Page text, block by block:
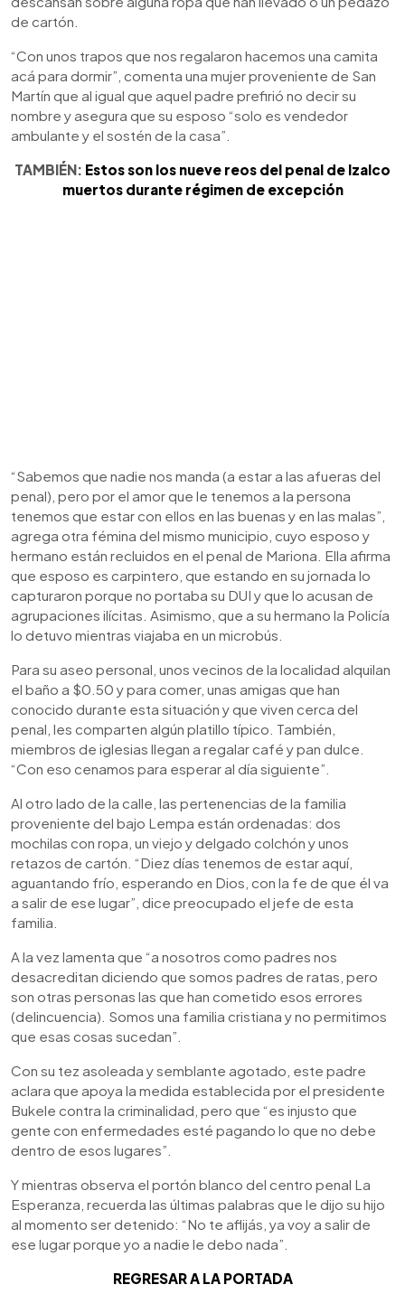
de cartón.
“Con unos trapos que nos regalaron hacemos una camita
acá para dormir”, comenta una mujer proveniente de San
Martín que al igual que aquel padre prefirió no decir su
nombre y asegura que su esposo “solo es vendedor
ambulante y el sostén de la casa”.
TAMBIÉN: Estos son los nueve reos del penal de Izalco
muertos durante régimen de excepción
“Sabemos que nadie nos manda (a estar a las afueras del
penal), pero por el amor que le tenemos a la persona
tenemos que estar con ellos en las buenas y en las malas”,
agrega otra fémina del mismo municipio, cuyo esposo y
hermano están recluidos en el penal de Mariona. Ella afirma
que esposo es carpintero, que estando en su jornada lo
capturaron porque no portaba su DUI y que lo acusan de
agrupaciones ilícitas. Asimismo, que a su hermano la Policía
lo detuvo mientras viajaba en un microbús.
Para su aseo personal, unos vecinos de la localidad alquilan
el baño a $0.50 y para comer, unas amigas que han
conocido durante esta situación y que viven cerca del
penal, les comparten algún platillo típico. También,
miembros de iglesias llegan a regalar café y pan dulce.
“Con eso cenamos para esperar al día siguiente”.
Al otro lado de la calle, las pertenencias de la familia
proveniente del bajo Lempa están ordenadas: dos
mochilas con ropa, un viejo y delgado colchón y unos
retazos de cartón. “Diez días tenemos de estar aquí,
aguantando frío, esperando en Dios, con la fe de que él va
a salir de ese lugar”, dice preocupado el jefe de esta
familia.
A la vez lamenta que “a nosotros como padres nos
desacreditan diciendo que somos padres de ratas, pero
son otras personas las que han cometido esos errores
(delincuencia). Somos una familia cristiana y no permitimos
que esas cosas sucedan”.
Con su tez asoleada y semblante agotado, este padre
aclara que apoya la medida establecida por el presidente
Bukele contra la criminalidad, pero que “es injusto que
gente con enfermedades esté pagando lo que no debe
dentro de esos lugares”.
Y mientras observa el portón blanco del centro penal La
Esperanza, recuerda las últimas palabras que le dijo su hijo
al momento ser detenido: “No te aflijás, ya voy a salir de
ese lugar porque yo a nadie le debo nada”.
REGRESAR A LA PORTADA